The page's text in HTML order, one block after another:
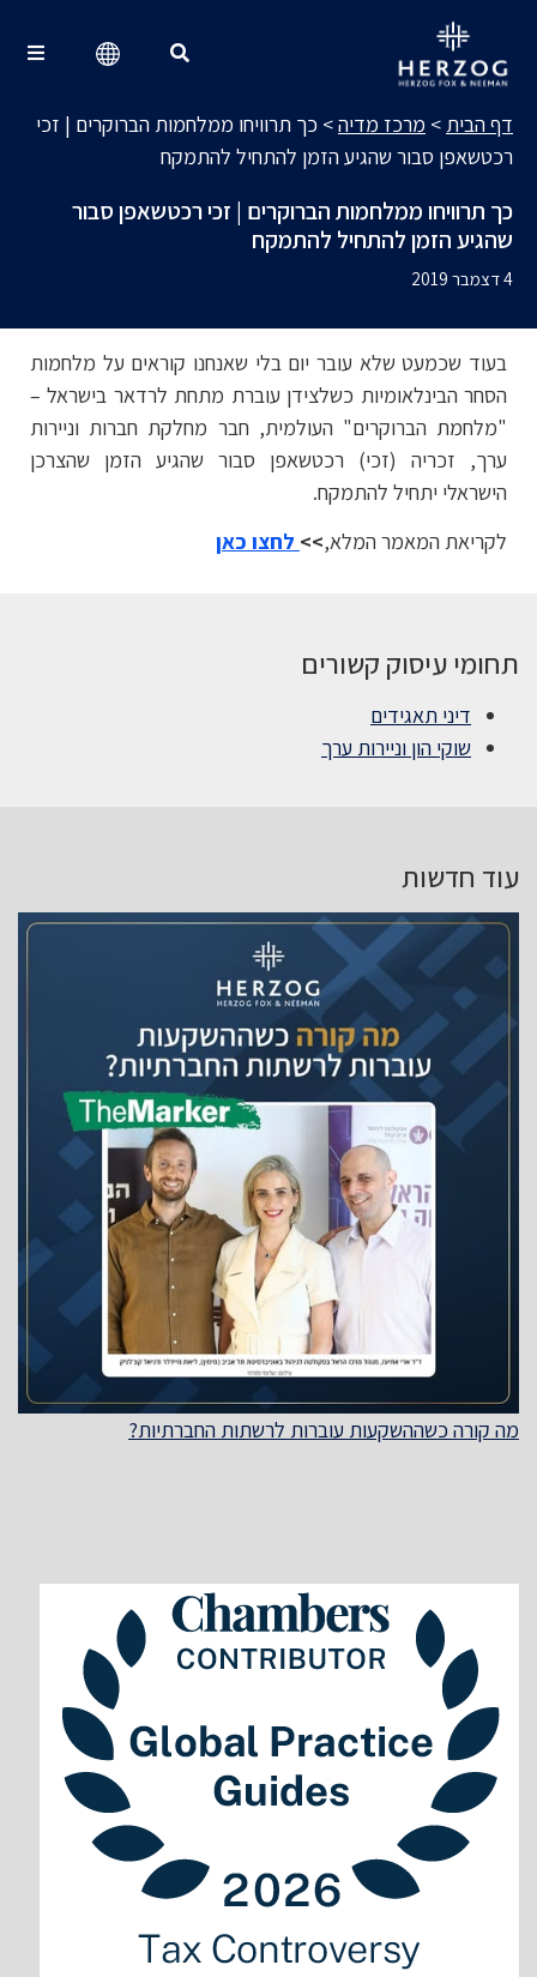
דף הבית > מרכז מדיה> כך תרוויחו ממלחמות הברוקרים | זכי
רכטשאפן סבור שהגיע הזמן להתחיל להתמקח
כך תרוויחו ממלחמות הברוקרים | זכי רכטשאפן סבור
שהגיע הזמן להתחיל להתמקח
4 דצמבר 2019
בעוד שכמעט שלא עובר יום בלי שאנחנו קוראים על מלחמות
הסחר הבינלאומיות כשלצידן עוברת מתחת לרדאר בישראל –
"מלחמת הברוקרים" העולמית, חבר מחלקת חברות וניירות
ערך, זכריה (זכי) רכטשאפן סבור שהגיע הזמן שהצרכן
הישראלי יתחיל להתמקח.
לקריאת המאמר המלא,>> לחצו כאן
תחומי עיסוק קשורים
דיני תאגידים
שוקי הון וניירות ערך
עוד חדשות
מה קורה כשההשקעות עוברות לרשתות החברתיות?